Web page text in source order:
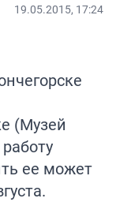
19.05.2015, 17:24
(Музей
ее может